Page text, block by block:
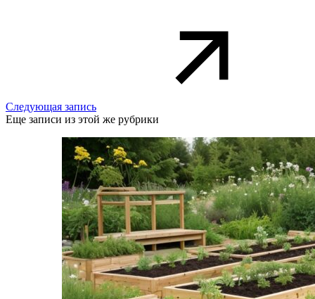
Следующая запись
Еще записи из этой же рубрики